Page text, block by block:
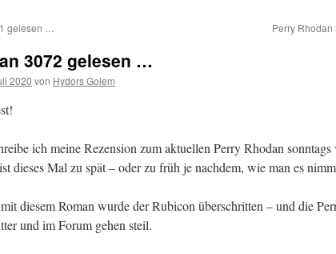
gelesen … Perry
3072 gelesen …
2020 von Hydors Golem
ich meine Rezension zum aktuellen Perry Rhodan sonntags
dieses Mal zu spät – oder zu früh je nachdem, wie man es
diesem Roman wurde der Rubicon überschritten – und die
und im Forum gehen steil.